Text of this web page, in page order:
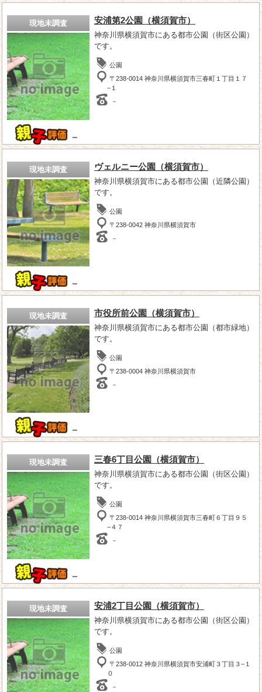
現地未調査
－
安浦第2公園（横須賀市）
神奈川県横須賀市にある都市公園（街区公園）
です。
公園
〒238-0014 神奈川県横須賀市三春町１丁目１７
−１
－
現地未調査
－
ヴェルニー公園（横須賀市）
神奈川県横須賀市にある都市公園（近隣公園）
です。
公園
〒238-0042 神奈川県横須賀市
－
現地未調査
－
市役所前公園（横須賀市）
神奈川県横須賀市にある都市公園（都市緑地）
です。
公園
〒238-0004 神奈川県横須賀市
－
現地未調査
－
三春6丁目公園（横須賀市）
神奈川県横須賀市にある都市公園（街区公園）
です。
公園
〒238-0014 神奈川県横須賀市三春町６丁目９５
−４７
－
現地未調査 安浦2丁目公園（横須賀市）
神奈川県横須賀市にある都市公園（街区公園）
です。
公園
〒238-0012 神奈川県横須賀市安浦町３丁目３−１
０
－